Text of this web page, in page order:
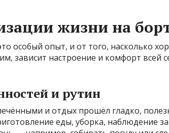
жизни на
особый опыт, и от того, насколько
зависит настроение и комфорт всей
и рутин
и отдых прошёл гладко,
еды, уборка, наблюдение